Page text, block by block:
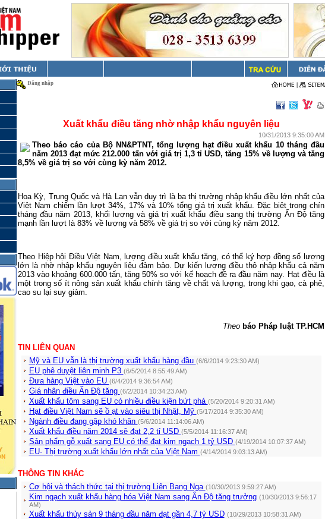
Đăng nhập
Xuất khẩu điều tăng nhờ nhập khẩu nguyên liệu
10/31/2013 9:35:00 AM
Theo báo cáo của Bộ NN&PTNT, tổng lượng hạt điều xuất khẩu 10 tháng đầu
năm 2013 đạt mức 212.000 tấn với giá trị 1,3 tỉ USD, tăng 15% về lượng và tăng
8,5% về giá trị so với cùng kỳ năm 2012.
Hoa Kỳ, Trung Quốc và Hà Lan vẫn duy trì là ba thị trường nhập khẩu điều lớn nhất của
Việt Nam chiếm lần lượt 34%, 17% và 10% tổng giá trị xuất khẩu. Đặc biệt trong chín
tháng đầu năm 2013, khối lượng và giá trị xuất khẩu điều sang thị trường Ấn Độ tăng
mạnh lần lượt là 83% về lượng và 58% về giá trị so với cùng kỳ năm 2012.
Theo Hiệp hội Điều Việt Nam, lượng điều xuất khẩu tăng, có thể ký hợp đồng số lượng
lớn là nhờ nhập khẩu nguyên liệu đảm bảo. Dự kiến lượng điều thô nhập khẩu cả năm
2013 vào khoảng 600.000 tấn, tăng 50% so với kế hoạch đề ra đầu năm nay. Hạt điều là
một trong số ít nông sản xuất khẩu chính tăng về chất và lượng, trong khi gạo, cà phê,
cao su lại suy giảm.
Theo báo Pháp luật TP.HCM
TIN LIÊN QUAN
Mỹ và EU vẫn là thị trường xuất khẩu hàng đầu (6/6/2014 9:23:30 AM)
EU phê duyệt liên minh P3 (6/5/2014 8:55:49 AM)
Đưa hàng Việt vào EU (6/4/2014 9:36:54 AM)
Giá nhân điều Ấn Độ tăng (6/2/2014 10:34:23 AM)
Xuất khẩu tôm sang EU có nhiều điều kiện bứt phá (5/20/2014 9:20:31 AM)
Hạt điều Việt Nam sẽ ồ ạt vào siêu thị Nhật, Mỹ (5/17/2014 9:35:30 AM)
Ngành điều đang gặp khó khăn (5/6/2014 11:14:06 AM)
Xuất khẩu điều năm 2014 sẽ đạt 2,2 tỉ USD (5/5/2014 11:16:37 AM)
Sản phẩm gỗ xuất sang EU có thể đạt kim ngạch 1 tỷ USD (4/19/2014 10:07:37 AM)
EU- Thị trường xuất khẩu lớn nhất của Việt Nam (4/14/2014 9:03:13 AM)
THÔNG TIN KHÁC
Cơ hội và thách thức tại thị trường Liên Bang Nga (10/30/2013 9:59:27 AM)
Kim ngạch xuất khẩu hàng hóa Việt Nam sang Ấn Độ tăng trưởng (10/30/2013 9:56:17
AM)
Xuất khẩu thủy sản 9 tháng đầu năm đạt gần 4,7 tỷ USD (10/29/2013 10:58:31 AM)